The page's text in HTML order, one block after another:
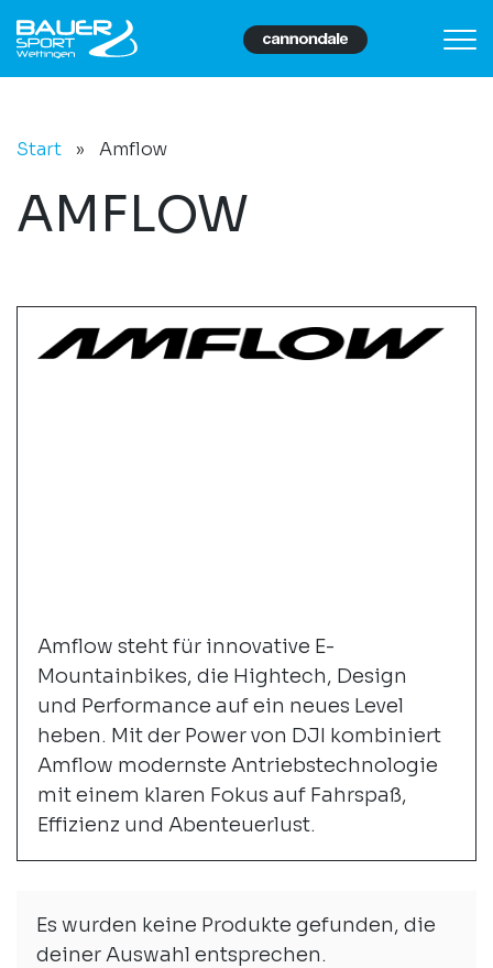
Start » Amflow
AMFLOW
Amflow steht für innovative E-
Mountainbikes, die Hightech, Design
und Performance auf ein neues Level
heben. Mit der Power von DJI kombiniert
Amflow modernste Antriebstechnologie
mit einem klaren Fokus auf Fahrspaß,
Effizienz und Abenteuerlust.
Es wurden keine Produkte gefunden, die
deiner Auswahl entsprechen.